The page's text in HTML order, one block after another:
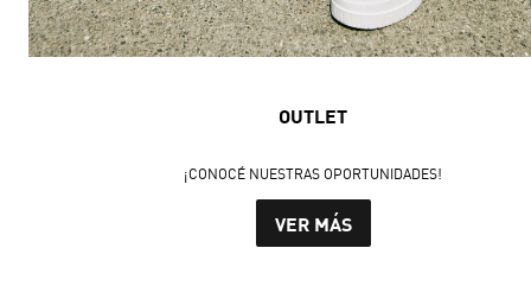
OUTLET
¡CONOCÉ NUESTRAS OPORTUNIDADES!
VER MÁS